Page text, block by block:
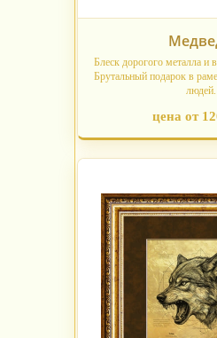
Блеск дорогого металла и
Брутальный подарок в
людей.
цена от